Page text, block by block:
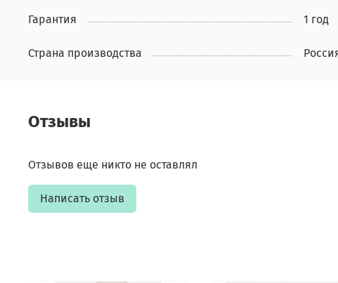
Гарантия 1 год
Страна производства
Отзывы
Отзывов еще никто не оставлял
Написать отзыв